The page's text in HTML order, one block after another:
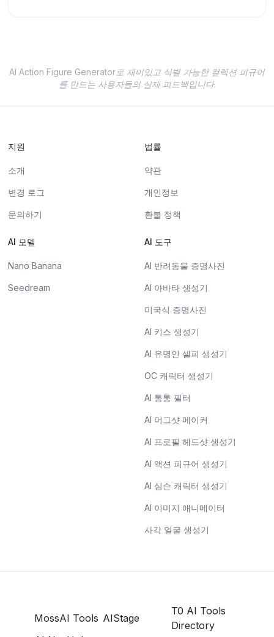
AI Action Figure Generator로 재미있고 식별 가능한 컬렉션 피규어
를 만드는 사용자들의 실제 피드백입니다.
지원
소개
변경 로그
문의하기
법률
약관
개인정보
환불 정책
AI 모델
Nano Banana
Seedream
AI 도구
AI 반려동물 증명사진
AI 아바타 생성기
미국식 증명사진
AI 키스 생성기
AI 유명인 셀피 생성기
OC 캐릭터 생성기
AI 통통 필터
AI 머그샷 메이커
AI 프로필 헤드샷 생성기
AI 액션 피규어 생성기
AI 심슨 캐릭터 생성기
AI 이미지 애니메이터
사각 얼굴 생성기
MossAI Tools AIStage
T0 AI Tools
Directory